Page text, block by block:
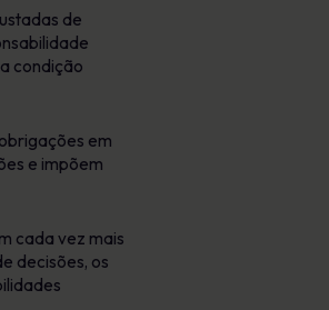
de
condição
em
e impõem
cada vez mais
decisões, os